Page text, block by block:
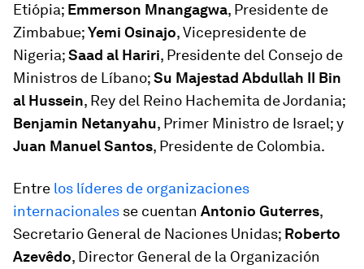
Etiópia; Emmerson Mnangagwa, Presidente de
Zimbabue;Yemi Osinajo, Vicepresidente de
Nigeria;Saad al Hariri, Presidente del Consejo de
Ministros de Líbano;Su Majestad Abdullah II Bin
al Hussein, Rey del Reino Hachemita de Jordania;
Benjamin Netanyahu, Primer Ministro de Israel; y
Juan Manuel Santos, Presidente de Colombia.
Entre los líderes de organizaciones
internacionales se cuentan Antonio Guterres,
Secretario General de Naciones Unidas; Roberto
Azevêdo, Director General de la Organización